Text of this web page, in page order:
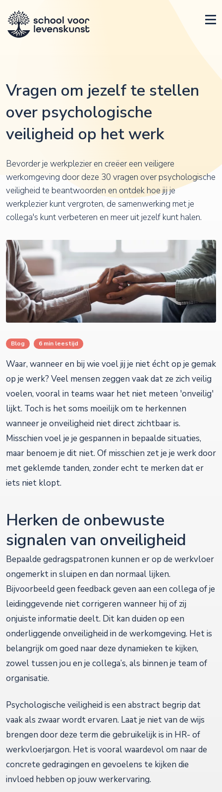
Vragen om jezelf te stellen
over psychologische
veiligheid op het werk
Bevorder je werkplezier en creëer een veiligere
werkomgeving door deze 30 vragen over psychologische
veiligheid te beantwoorden en ontdek hoe jij je
werkplezier kunt vergroten, de samenwerking met je
collega's kunt verbeteren en meer uit jezelf kunt halen.
Blog 6 min leestijd
Waar, wanneer en bij wie voel jij je niet écht op je gemak
op je werk? Veel mensen zeggen vaak dat ze zich veilig
voelen, vooral in teams waar het niet meteen 'onveilig'
lijkt. Toch is het soms moeilijk om te herkennen
wanneer je onveiligheid niet direct zichtbaar is.
Misschien voel je je gespannen in bepaalde situaties,
maar benoem je dit niet. Of misschien zet je je werk door
met geklemde tanden, zonder echt te merken dat er
iets niet klopt.
Herken de onbewuste
signalen van onveiligheid
Bepaalde gedragspatronen kunnen er op de werkvloer
ongemerkt in sluipen en dan normaal lijken.
Bijvoorbeeld geen feedback geven aan een collega of je
leidinggevende niet corrigeren wanneer hij of zij
onjuiste informatie deelt. Dit kan duiden op een
onderliggende onveiligheid in de werkomgeving. Het is
belangrijk om goed naar deze dynamieken te kijken,
zowel tussen jou en je collega’s, als binnen je team of
organisatie.
Psychologische veiligheid is een abstract begrip dat
vaak als zwaar wordt ervaren. Laat je niet van de wijs
brengen door deze term die gebruikelijk is in HR- of
werkvloerjargon. Het is vooral waardevol om naar de
concrete gedragingen en gevoelens te kijken die
invloed hebben op jouw werkervaring.